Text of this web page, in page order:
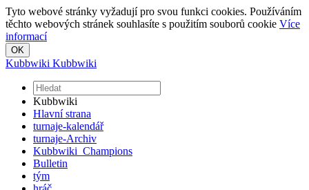
Tyto webové stránky vyžadují pro svou funkci cookies. Používáním
těchto webových stránek souhlasíte s použitím souborů cookie Více
informací
Kubbwiki Kubbwiki
Kubbwiki
Hlavní strana
turnaje-kalendář
turnaje-Archiv
Kubbwiki_Champions
Bulletin
tým